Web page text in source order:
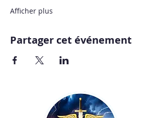
Afficher plus
Partager cet événement